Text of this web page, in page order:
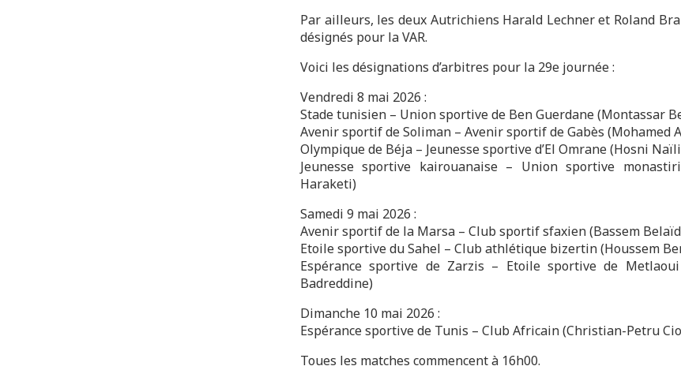
Par ailleurs, les deux Autrichiens Harald Lechner et Roland
désignés pour la VAR.
Voici les désignations d’arbitres pour la 29e journée :
Vendredi 8 mai 2026 :
Stade tunisien – Union sportive de Ben Guerdane (Montassar
Avenir sportif de Soliman – Avenir sportif de Gabès (Mohamed
Olympique de Béja – Jeunesse sportive d’El Omrane (Hosni
Jeunesse sportive kairouanaise – Union sportive
Haraketi)
Samedi 9 mai 2026 :
Avenir sportif de la Marsa – Club sportif sfaxien (Bassem
Etoile sportive du Sahel – Club athlétique bizertin (Houssem
Espérance sportive de Zarzis – Etoile sportive de Metlaoui
Badreddine)
Dimanche 10 mai 2026 :
Espérance sportive de Tunis – Club Africain (Christian-Petru
Toues les matches commencent à 16h00.